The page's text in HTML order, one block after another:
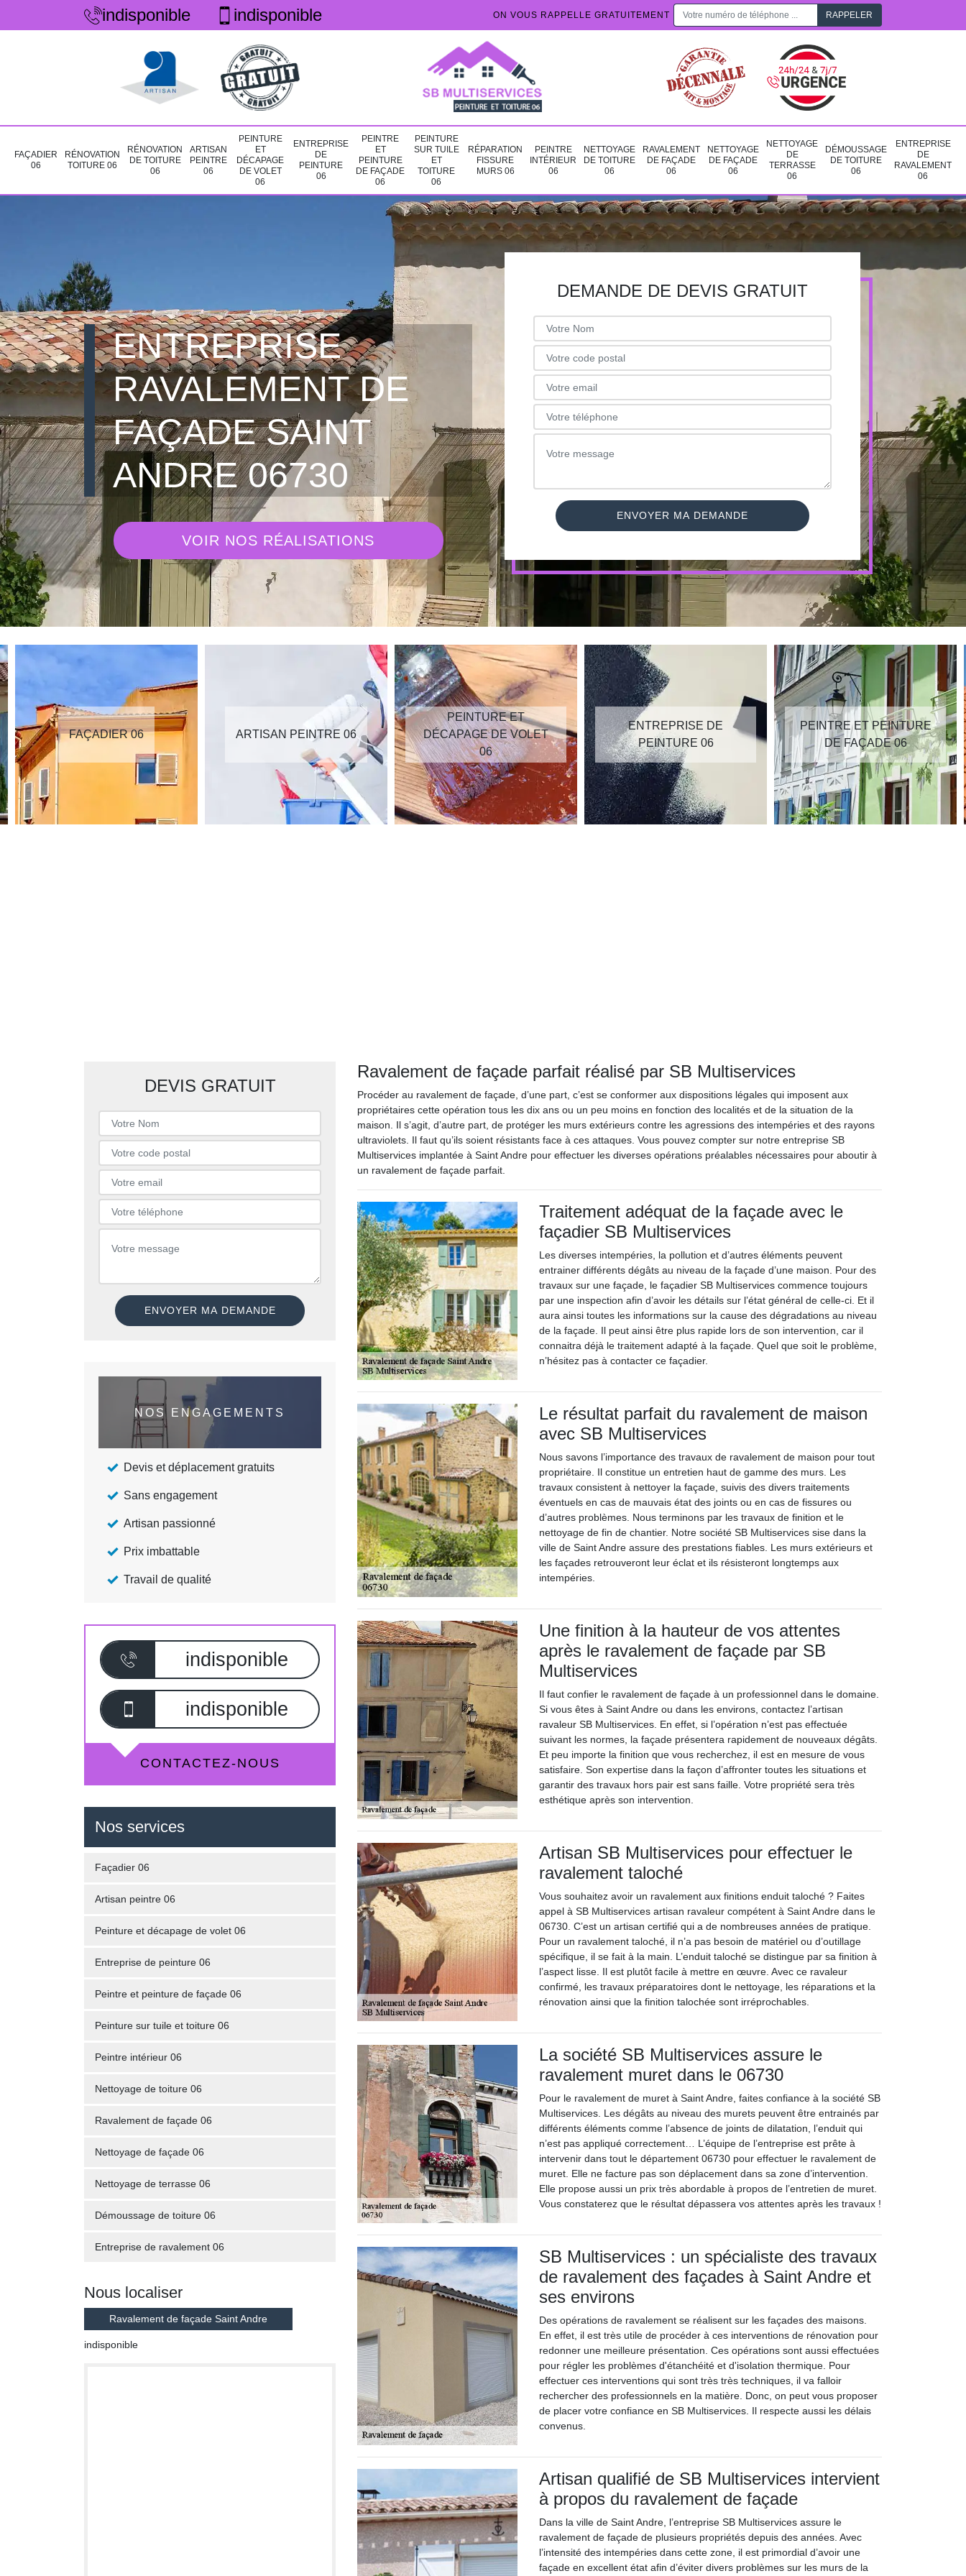
indisponible indisponible ON VOUS RAPPELLE GRATUITEMENT
FAÇADIER
06
RÉNOVATION
TOITURE 06
RÉNOVATION
DE TOITURE
06
ARTISAN
PEINTRE
06
PEINTURE
ET
DÉCAPAGE
DE VOLET
06
ENTREPRISE
DE
PEINTURE
06
PEINTRE
ET
PEINTURE
DE FAÇADE
06
PEINTURE
SUR TUILE
ET
TOITURE
06
RÉPARATION
FISSURE
MURS 06
PEINTRE
INTÉRIEUR
06
NETTOYAGE
DE TOITURE
06
RAVALEMENT
DE FAÇADE
06
NETTOYAGE
DE FAÇADE
06
NETTOYAGE
DE
TERRASSE
06
DÉMOUSSAGE
DE TOITURE
06
ENTREPRISE
DE
RAVALEMENT
06
ENTREPRISE
RAVALEMENT DE
FAÇADE SAINT
ANDRE 06730
VOIR NOS RÉALISATIONS
DEMANDE DE DEVIS GRATUIT
FAÇADIER 06 ARTISAN PEINTRE 06
PEINTURE ET
DÉCAPAGE DE VOLET
06
ENTREPRISE DE
PEINTURE 06
PEINTRE ET PEINTURE
DE FAÇADE 06
DEVIS GRATUIT
NOS ENGAGEMENTS
Devis et déplacement gratuits
Sans engagement
Artisan passionné
Prix imbattable
Travail de qualité
indisponible
indisponible
CONTACTEZ-NOUS
Nos services
Façadier 06
Artisan peintre 06
Peinture et décapage de volet 06
Entreprise de peinture 06
Peintre et peinture de façade 06
Peinture sur tuile et toiture 06
Peintre intérieur 06
Nettoyage de toiture 06
Ravalement de façade 06
Nettoyage de façade 06
Nettoyage de terrasse 06
Démoussage de toiture 06
Entreprise de ravalement 06
Nous localiser
Ravalement de façade Saint Andre
indisponible
Ravalement de façade parfait réalisé par SB Multiservices
Procéder au ravalement de façade, d’une part, c’est se conformer aux dispositions légales qui imposent aux
propriétaires cette opération tous les dix ans ou un peu moins en fonction des localités et de la situation de la
maison. Il s’agit, d’autre part, de protéger les murs extérieurs contre les agressions des intempéries et des rayons
ultraviolets. Il faut qu’ils soient résistants face à ces attaques. Vous pouvez compter sur notre entreprise SB
Multiservices implantée à Saint Andre pour effectuer les diverses opérations préalables nécessaires pour aboutir à
un ravalement de façade parfait.
Traitement adéquat de la façade avec le
façadier SB Multiservices
Les diverses intempéries, la pollution et d’autres éléments peuvent
entrainer différents dégâts au niveau de la façade d’une maison. Pour des
travaux sur une façade, le façadier SB Multiservices commence toujours
par une inspection afin d’avoir les détails sur l’état général de celle-ci. Et il
aura ainsi toutes les informations sur la cause des dégradations au niveau
de la façade. Il peut ainsi être plus rapide lors de son intervention, car il
connaitra déjà le traitement adapté à la façade. Quel que soit le problème,
n’hésitez pas à contacter ce façadier.
Le résultat parfait du ravalement de maison
avec SB Multiservices
Nous savons l’importance des travaux de ravalement de maison pour tout
propriétaire. Il constitue un entretien haut de gamme des murs. Les
travaux consistent à nettoyer la façade, suivis des divers traitements
éventuels en cas de mauvais état des joints ou en cas de fissures ou
d’autres problèmes. Nous terminons par les travaux de finition et le
nettoyage de fin de chantier. Notre société SB Multiservices sise dans la
ville de Saint Andre assure des prestations fiables. Les murs extérieurs et
les façades retrouveront leur éclat et ils résisteront longtemps aux
intempéries.
Une finition à la hauteur de vos attentes
après le ravalement de façade par SB
Multiservices
Il faut confier le ravalement de façade à un professionnel dans le domaine.
Si vous êtes à Saint Andre ou dans les environs, contactez l’artisan
ravaleur SB Multiservices. En effet, si l’opération n’est pas effectuée
suivant les normes, la façade présentera rapidement de nouveaux dégâts.
Et peu importe la finition que vous recherchez, il est en mesure de vous
satisfaire. Son expertise dans la façon d’affronter toutes les situations et
garantir des travaux hors pair est sans faille. Votre propriété sera très
esthétique après son intervention.
Artisan SB Multiservices pour effectuer le
ravalement taloché
Vous souhaitez avoir un ravalement aux finitions enduit taloché ? Faites
appel à SB Multiservices artisan ravaleur compétent à Saint Andre dans le
06730. C’est un artisan certifié qui a de nombreuses années de pratique.
Pour un ravalement taloché, il n’a pas besoin de matériel ou d’outillage
spécifique, il se fait à la main. L’enduit taloché se distingue par sa finition à
l’aspect lisse. Il est plutôt facile à mettre en œuvre. Avec ce ravaleur
confirmé, les travaux préparatoires dont le nettoyage, les réparations et la
rénovation ainsi que la finition talochée sont irréprochables.
La société SB Multiservices assure le
ravalement muret dans le 06730
Pour le ravalement de muret à Saint Andre, faites confiance à la société SB
Multiservices. Les dégâts au niveau des murets peuvent être entrainés par
différents éléments comme l’absence de joints de dilatation, l’enduit qui
n’est pas appliqué correctement… L’équipe de l’entreprise est prête à
intervenir dans tout le département 06730 pour effectuer le ravalement de
muret. Elle ne facture pas son déplacement dans sa zone d’intervention.
Elle propose aussi un prix très abordable à propos de l’entretien de muret.
Vous constaterez que le résultat dépassera vos attentes après les travaux !
SB Multiservices : un spécialiste des travaux
de ravalement des façades à Saint Andre et
ses environs
Des opérations de ravalement se réalisent sur les façades des maisons.
En effet, il est très utile de procéder à ces interventions de rénovation pour
redonner une meilleure présentation. Ces opérations sont aussi effectuées
pour régler les problèmes d'étanchéité et d'isolation thermique. Pour
effectuer ces interventions qui sont très très techniques, il va falloir
rechercher des professionnels en la matière. Donc, on peut vous proposer
de placer votre confiance en SB Multiservices. Il respecte aussi les délais
convenus.
Artisan qualifié de SB Multiservices intervient
à propos du ravalement de façade
Dans la ville de Saint Andre, l’entreprise SB Multiservices assure le
ravalement de façade de plusieurs propriétés depuis des années. Avec
l’intensité des intempéries dans cette zone, il est primordial d’avoir une
façade en excellent état afin d’éviter divers problèmes sur les murs de la